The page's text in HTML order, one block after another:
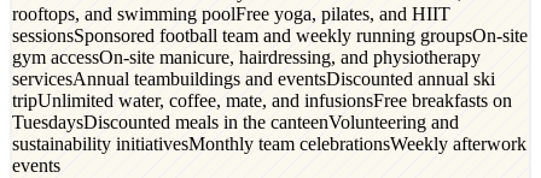
rooftops, and swimming poolFree yoga, pilates, and HIIT
sessionsSponsored football team and weekly running groupsOn-site
gym accessOn-site manicure, hairdressing, and physiotherapy
servicesAnnual teambuildings and eventsDiscounted annual ski
tripUnlimited water, coffee, mate, and infusionsFree breakfasts on
TuesdaysDiscounted meals in the canteenVolunteering and
sustainability initiativesMonthly team celebrationsWeekly afterwork
events